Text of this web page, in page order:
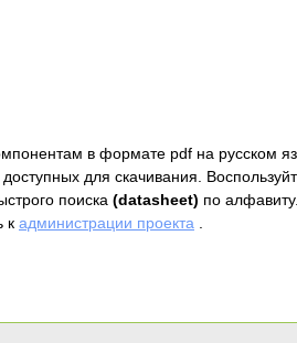
в формате pdf на русском
для скачивания.
поиска (datasheet) по
к администрации проекта .